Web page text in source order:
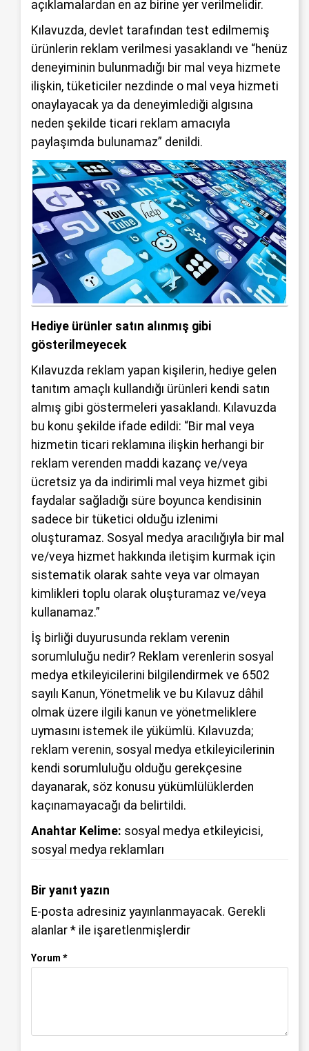
açıklamalardan en az birine yer verilmelidir.
Kılavuzda, devlet tarafından test edilmemiş
ürünlerin reklam verilmesi yasaklandı ve “henüz
deneyiminin bulunmadığı bir mal veya hizmete
ilişkin, tüketiciler nezdinde o mal veya hizmeti
onaylayacak ya da deneyimlediği algısına
neden şekilde ticari reklam amacıyla
paylaşımda bulunamaz” denildi.
Hediye ürünler satın alınmış gibi
gösterilmeyecek
Kılavuzda reklam yapan kişilerin, hediye gelen
tanıtım amaçlı kullandığı ürünleri kendi satın
almış gibi göstermeleri yasaklandı. Kılavuzda
bu konu şekilde ifade edildi: “Bir mal veya
hizmetin ticari reklamına ilişkin herhangi bir
reklam verenden maddi kazanç ve/veya
ücretsiz ya da indirimli mal veya hizmet gibi
faydalar sağladığı süre boyunca kendisinin
sadece bir tüketici olduğu izlenimi
oluşturamaz. Sosyal medya aracılığıyla bir mal
ve/veya hizmet hakkında iletişim kurmak için
sistematik olarak sahte veya var olmayan
kimlikleri toplu olarak oluşturamaz ve/veya
kullanamaz.”
İş birliği duyurusunda reklam verenin
sorumluluğu nedir? Reklam verenlerin sosyal
medya etkileyicilerini bilgilendirmek ve 6502
sayılı Kanun, Yönetmelik ve bu Kılavuz dâhil
olmak üzere ilgili kanun ve yönetmeliklere
uymasını istemek ile yükümlü. Kılavuzda;
reklam verenin, sosyal medya etkileyicilerinin
kendi sorumluluğu olduğu gerekçesine
dayanarak, söz konusu yükümlülüklerden
kaçınamayacağı da belirtildi.
Anahtar Kelime: sosyal medya etkileyicisi,
sosyal medya reklamları
Bir yanıt yazın
E-posta adresiniz yayınlanmayacak. Gerekli
alanlar * ile işaretlenmişlerdir
Yorum *